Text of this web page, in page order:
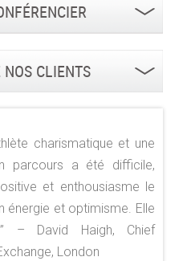
CLIENTS
charismatique et une
parcours a été difficile,
et enthousiasme le
énergie et optimisme. Elle
– David Haigh, Chief
London